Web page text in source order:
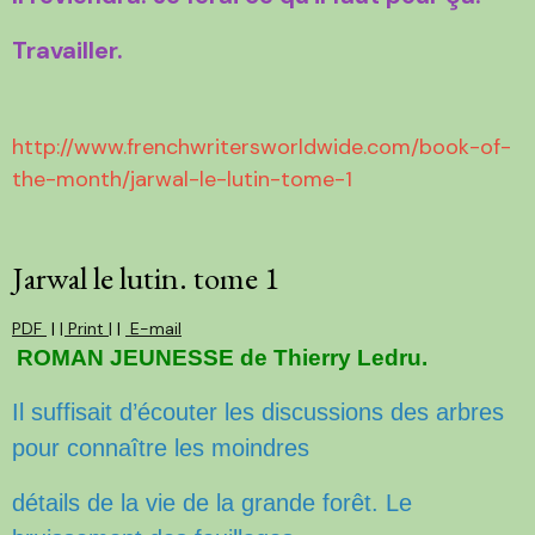
Travailler.
http://www.frenchwritersworldwide.com/book-of-
the-month/jarwal-le-lutin-tome-1
Jarwal le lutin. tome 1
PDF | | Print | | E-mail
ROMAN JEUNESSE de Thierry Ledru.
Il suffisait d’écouter les discussions des arbres
pour connaître les moindres
détails de la vie de la grande forêt. Le